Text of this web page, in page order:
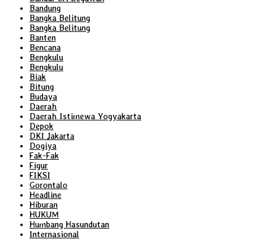
Bandung
Bangka Belitung
Bangka Belitung
Banten
Bencana
Bengkulu
Bengkulu
Biak
Bitung
Budaya
Daerah
Daerah Istimewa Yogyakarta
Depok
DKI Jakarta
Dogiya
Fak-Fak
Figur
FIKSI
Gorontalo
Headline
Hiburan
HUKUM
Humbang Hasundutan
Internasional